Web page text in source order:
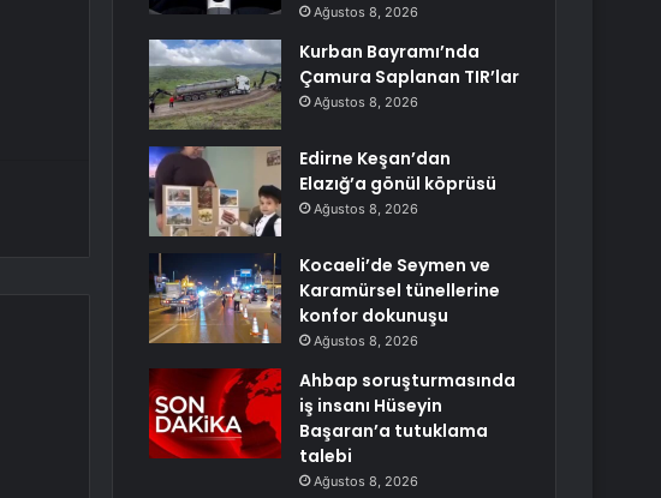
Ağustos 8, 2026
Kurban Bayramı’nda
Çamura Saplanan TIR’lar
Ağustos 8, 2026
Edirne Keşan’dan
Elazığ’a gönül köprüsü
Ağustos 8, 2026
Kocaeli’de Seymen ve
Karamürsel tünellerine
konfor dokunuşu
Ağustos 8, 2026
Ahbap soruşturmasında
iş insanı Hüseyin
Başaran’a tutuklama
talebi
Ağustos 8, 2026